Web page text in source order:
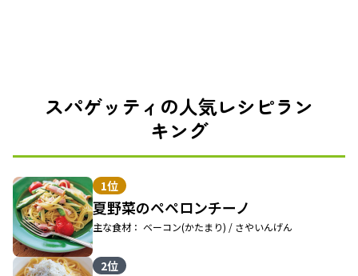
スパゲッティの人気レシピラン
キング
1位
夏野菜のペペロンチーノ
主な食材： ベーコン(かたまり) / さやいんげん
2位